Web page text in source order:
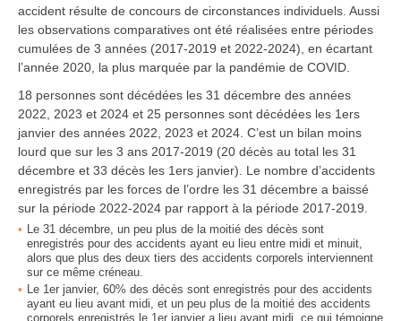
accident résulte de concours de circonstances individuels. Aussi
les observations comparatives ont été réalisées entre périodes
cumulées de 3 années (2017-2019 et 2022-2024), en écartant
l’année 2020, la plus marquée par la pandémie de COVID.
18 personnes sont décédées les 31 décembre des années
2022, 2023 et 2024 et 25 personnes sont décédées les 1ers
janvier des années 2022, 2023 et 2024. C’est un bilan moins
lourd que sur les 3 ans 2017-2019 (20 décès au total les 31
décembre et 33 décès les 1ers janvier). Le nombre d’accidents
enregistrés par les forces de l’ordre les 31 décembre a baissé
sur la période 2022-2024 par rapport à la période 2017-2019.
Le 31 décembre, un peu plus de la moitié des décès sont
enregistrés pour des accidents ayant eu lieu entre midi et minuit,
alors que plus des deux tiers des accidents corporels interviennent
sur ce même créneau.
Le 1er janvier, 60% des décès sont enregistrés pour des accidents
ayant eu lieu avant midi, et un peu plus de la moitié des accidents
corporels enregistrés le 1er janvier a lieu avant midi, ce qui témoigne